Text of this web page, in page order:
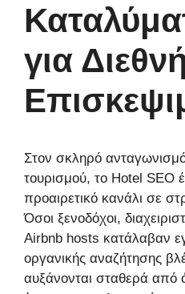
για Διεθνή
Στον σκληρό
τουρισμού, το Hotel SEO
προαιρετικό κανάλι σε
Όσοι ξενοδόχοι,
Airbnb hosts κατάλαβαν
οργανικής αναζήτησης
αυξάνονται σταθερά από